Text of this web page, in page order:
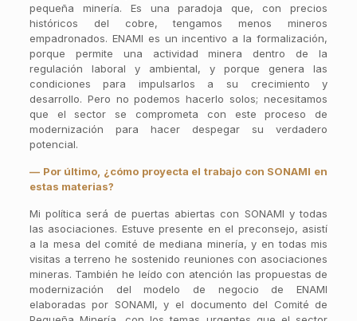
pequeña minería. Es una paradoja que, con precios
históricos del cobre, tengamos menos mineros
empadronados. ENAMI es un incentivo a la formalización,
porque permite una actividad minera dentro de la
regulación laboral y ambiental, y porque genera las
condiciones para impulsarlos a su crecimiento y
desarrollo. Pero no podemos hacerlo solos; necesitamos
que el sector se comprometa con este proceso de
modernización para hacer despegar su verdadero
potencial.
— Por último, ¿cómo proyecta el trabajo con SONAMI en
estas materias?
Mi política será de puertas abiertas con SONAMI y todas
las asociaciones. Estuve presente en el preconsejo, asistí
a la mesa del comité de mediana minería, y en todas mis
visitas a terreno he sostenido reuniones con asociaciones
mineras. También he leído con atención las propuestas de
modernización del modelo de negocio de ENAMI
elaboradas por SONAMI, y el documento del Comité de